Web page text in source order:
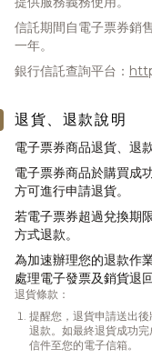
信託期間自電子票券銷
一年。
銀行信託查詢平台：
退貨、退款說明
電子票券商品退貨、退
電子票券商品於購買成
方可進行申請退貨。
若電子票券超過兌換期
方式退款。
為加速辦理您的退款作
處理電子發票及銷貨退
退貨條款：
提醒您，退貨申請送出
退款。如最終退貨成功
信件至您的電子信箱。